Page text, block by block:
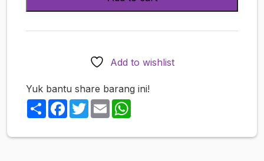
THE
quantity
Add to wishlist
Yuk bantu share barang ini!
ShareFacebook
TwitterEmail